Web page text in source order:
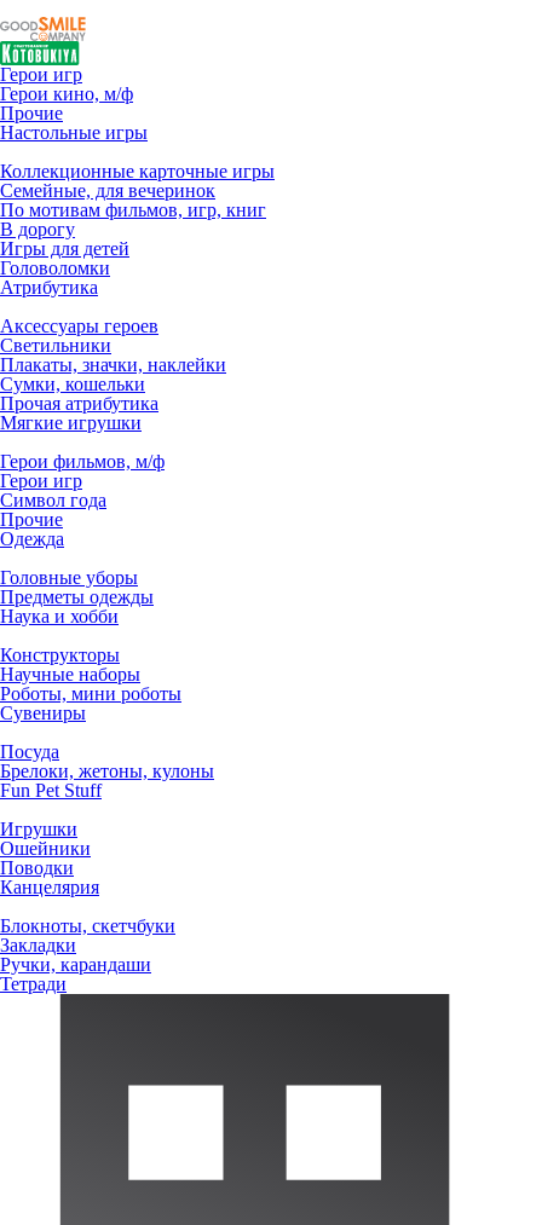
Герои игр
Герои кино, м/ф
Прочие
Настольные игры
Коллекционные карточные игры
Семейные, для вечеринок
По мотивам фильмов, игр, книг
В дорогу
Игры для детей
Головоломки
Атрибутика
Аксессуары героев
Светильники
Плакаты, значки, наклейки
Сумки, кошельки
Прочая атрибутика
Мягкие игрушки
Герои фильмов, м/ф
Герои игр
Символ года
Прочие
Одежда
Головные уборы
Предметы одежды
Наука и хобби
Конструкторы
Научные наборы
Роботы, мини роботы
Сувениры
Посуда
Брелоки, жетоны, кулоны
Fun Pet Stuff
Игрушки
Ошейники
Поводки
Канцелярия
Блокноты, скетчбуки
Закладки
Ручки, карандаши
Тетради